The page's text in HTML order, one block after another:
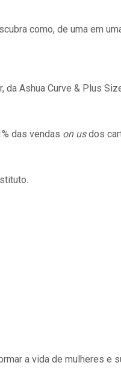
como, de uma em
Ashua Curve & Plus
das vendas on usdos
a vida de mulheres e